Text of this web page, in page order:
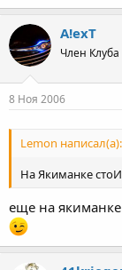
A!exT
Член Клуба
8 Ноя 2006
Lemon написал(а):
На Якиманке
еще на